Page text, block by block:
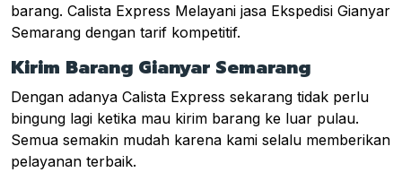
barang. Calista Express Melayani jasa Ekspedisi Gianyar
Semarang dengan tarif kompetitif.
Kirim Barang Gianyar Semarang
Dengan adanya Calista Express sekarang tidak perlu
bingung lagi ketika mau kirim barang ke luar pulau.
Semua semakin mudah karena kami selalu memberikan
pelayanan terbaik.